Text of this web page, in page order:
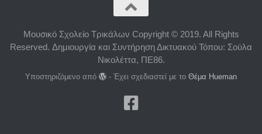
Μουσικό Σχολείο Τρικάλων Copyright © 2019. All Rights
Reserved. Δημιουργία και Συντήρηση Δικτυακού Τόπου: Σούλα
Νικολέττα, ΠΕ86.
Υποστηριζόμενο από - Έχει σχεδιαστεί με τοΘέμα Ηueman